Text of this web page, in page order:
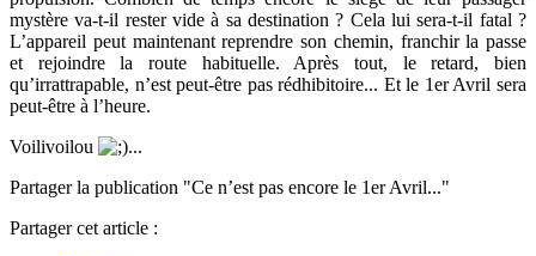
mystère va-t-il rester vide à sa destination ? Cela lui sera-t-il fatal ?
L’appareil peut maintenant reprendre son chemin, franchir la passe
et rejoindre la route habituelle. Après tout, le retard, bien
qu’irrattrapable, n’est peut-être pas rédhibitoire... Et le 1er Avril sera
peut-être à l’heure.
Voilivoilou
...
Partager la publication "Ce n’est pas encore le 1er Avril..."
Partager cet article :